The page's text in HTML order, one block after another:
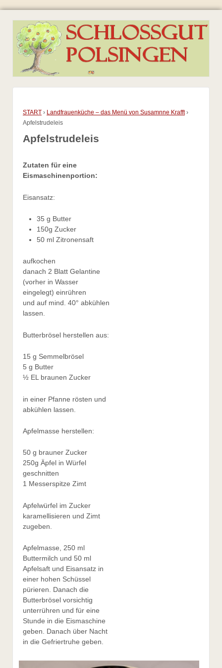
START › Landfrauenküche – das Menü von Susamnne Krafft ›
Apfelstrudeleis
Apfelstrudeleis
Zutaten für eine
Eismaschinenportion:
Eisansatz:
35 g Butter
150g Zucker
50 ml Zitronensaft
aufkochen
danach 2 Blatt Gelantine
(vorher in Wasser
eingelegt) einrühren
und auf mind. 40° abkühlen
lassen.
Butterbrösel herstellen aus:
15 g Semmelbrösel
5 g Butter
½ EL braunen Zucker
in einer Pfanne rösten und
abkühlen lassen.
Apfelmasse herstellen:
50 g brauner Zucker
250g Äpfel in Würfel
geschnitten
1 Messerspitze Zimt
Apfelwürfel im Zucker
karamellisieren und Zimt
zugeben.
Apfelmasse, 250 ml
Buttermilch und 50 ml
Apfelsaft und Eisansatz in
einer hohen Schüssel
pürieren. Danach die
Butterbrösel vorsichtig
unterrühren und für eine
Stunde in die Eismaschine
geben. Danach über Nacht
in die Gefriertruhe geben.